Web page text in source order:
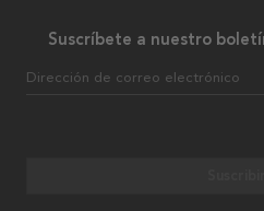
Suscríbete a nuestro
Dirección de correo electrónico